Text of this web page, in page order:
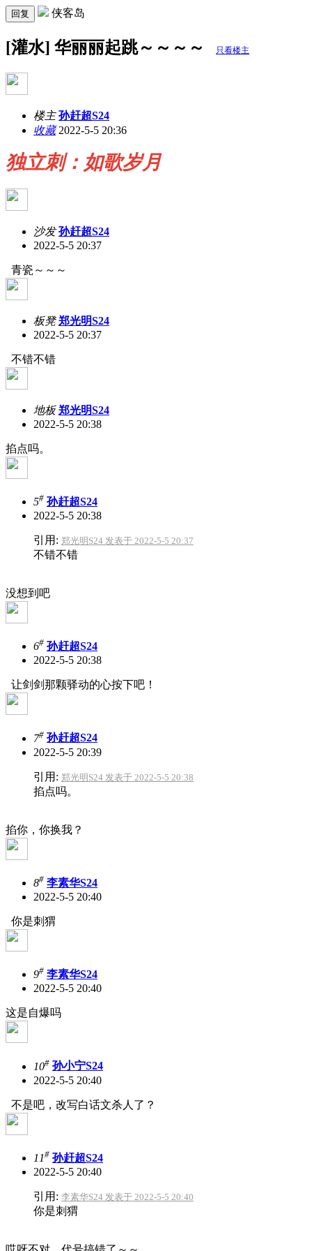
回复 侠客岛
[灌水] 华丽丽起跳～～～～ 只看楼主
楼主 孙赶超S24
收藏2022-5-5 20:36
独立刺：如歌岁月
沙发 孙赶超S24
2022-5-5 20:37
青瓷～～～
板凳 郑光明S24
2022-5-5 20:37
不错不错
地板 郑光明S24
2022-5-5 20:38
掐点吗。
5# 孙赶超S24
2022-5-5 20:38
引用: 郑光明S24 发表于 2022-5-5 20:37
不错不错
没想到吧
6# 孙赶超S24
2022-5-5 20:38
让剑剑那颗驿动的心按下吧！
7# 孙赶超S24
2022-5-5 20:39
引用: 郑光明S24 发表于 2022-5-5 20:38
掐点吗。
掐你，你换我？
8# 李素华S24
2022-5-5 20:40
你是刺猬
9# 李素华S24
2022-5-5 20:40
这是自爆吗
10# 孙小宁S24
2022-5-5 20:40
不是吧，改写白话文杀人了？
11# 孙赶超S24
2022-5-5 20:40
引用: 李素华S24 发表于 2022-5-5 20:40
你是刺猬